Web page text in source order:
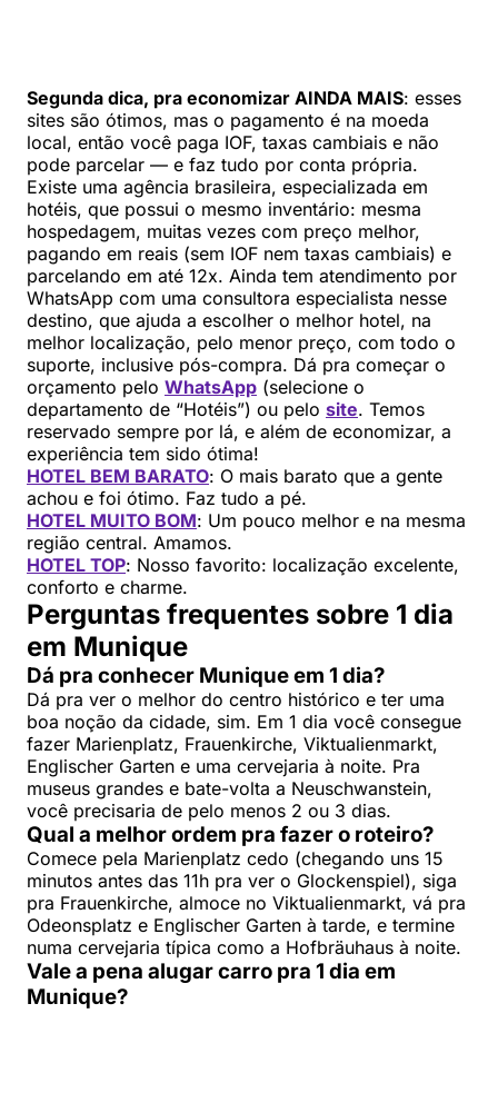
Segunda dica, pra economizar AINDA MAIS: esses
sites são ótimos, mas o pagamento é na moeda
local, então você paga IOF, taxas cambiais e não
pode parcelar — e faz tudo por conta própria.
Existe uma agência brasileira, especializada em
hotéis, que possui o mesmo inventário: mesma
hospedagem, muitas vezes com preço melhor,
pagando em reais (sem IOF nem taxas cambiais) e
parcelando em até 12x. Ainda tem atendimento por
WhatsApp com uma consultora especialista nesse
destino, que ajuda a escolher o melhor hotel, na
melhor localização, pelo menor preço, com todo o
suporte, inclusive pós-compra. Dá pra começar o
orçamento pelo WhatsApp (selecione o
departamento de “Hotéis”) ou pelo site. Temos
reservado sempre por lá, e além de economizar, a
experiência tem sido ótima!
HOTEL BEM BARATO: O mais barato que a gente
achou e foi ótimo. Faz tudo a pé.
HOTEL MUITO BOM: Um pouco melhor e na mesma
região central. Amamos.
HOTEL TOP: Nosso favorito: localização excelente,
conforto e charme.
Perguntas frequentes sobre 1 dia
em Munique
Dá pra conhecer Munique em 1 dia?
Dá pra ver o melhor do centro histórico e ter uma
boa noção da cidade, sim. Em 1 dia você consegue
fazer Marienplatz, Frauenkirche, Viktualienmarkt,
Englischer Garten e uma cervejaria à noite. Pra
museus grandes e bate-volta a Neuschwanstein,
você precisaria de pelo menos 2 ou 3 dias.
Qual a melhor ordem pra fazer o roteiro?
Comece pela Marienplatz cedo (chegando uns 15
minutos antes das 11h pra ver o Glockenspiel), siga
pra Frauenkirche, almoce no Viktualienmarkt, vá pra
Odeonsplatz e Englischer Garten à tarde, e termine
numa cervejaria típica como a Hofbräuhaus à noite.
Vale a pena alugar carro pra 1 dia em
Munique?